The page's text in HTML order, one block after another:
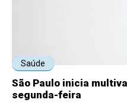
Saúde
São Paulo inicia
segunda-feira